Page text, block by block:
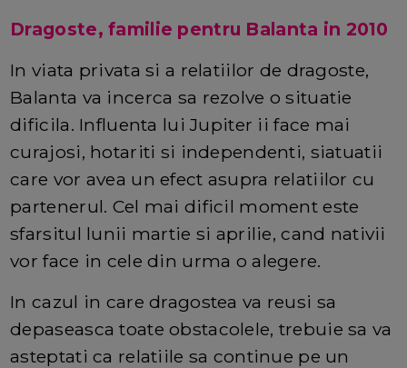
Dragoste, familie pentru Balanta in 2010
In viata privata si a relatiilor de dragoste,
Balanta va incerca sa rezolve o situatie
dificila. Influenta lui Jupiter ii face mai
curajosi, hotariti si independenti, siatuatii
care vor avea un efect asupra relatiilor cu
partenerul. Cel mai dificil moment este
sfarsitul lunii martie si aprilie, cand nativii
vor face in cele din urma o alegere.
In cazul in care dragostea va reusi sa
depaseasca toate obstacolele, trebuie sa va
asteptati ca relatiile sa continue pe un